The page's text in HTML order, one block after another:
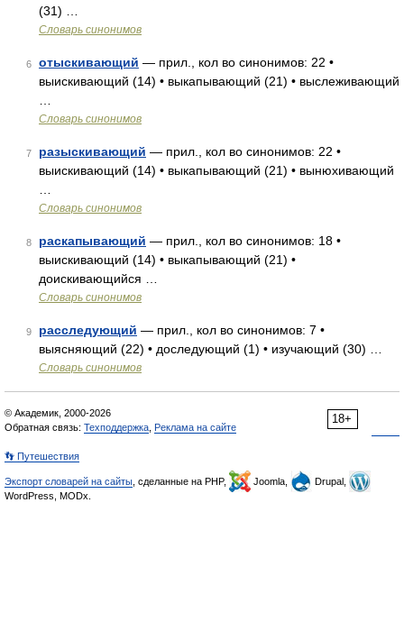
(31) …
Словарь синонимов
6 отыскивающий — прил., кол во синонимов: 22 •
выискивающий (14) • выкапывающий (21) • выслеживающий
Словарь синонимов
7 разыскивающий — прил., кол во синонимов: 22 •
выискивающий (14) • выкапывающий (21) • вынюхивающий
Словарь синонимов
8 раскапывающий — прил., кол во синонимов: 18 •
выискивающий (14) • выкапывающий (21) •
доискивающийся …
Словарь синонимов
9 расследующий — прил., кол во синонимов: 7 •
выясняющий (22) • доследующий (1) • изучающий (30) …
Словарь синонимов
18+
© Академик, 2000-2026
Обратная связь: Техподдержка Реклама на сайте
👣 Путешествия
Экспорт словарей на сайты , сделанные на PHP, Joomla,
Drupal,
WordPress, MODx.